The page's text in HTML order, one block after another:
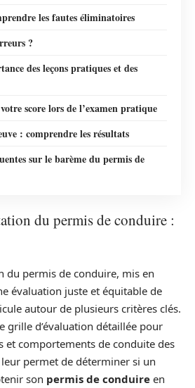
les fautes éliminatoires
?
des leçons pratiques et des
score lors de l’examen pratique
: comprendre les résultats
sur le barème du permis de
du permis de conduire :
du permis de conduire, mis en
évaluation juste et équitable de
autour de plusieurs critères clés.
grille d’évaluation détaillée pour
et comportements de conduite des
permet de déterminer si un
son permis de conduire en